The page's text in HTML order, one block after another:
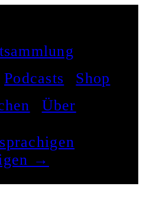
Podcasts
Shop
Über
→